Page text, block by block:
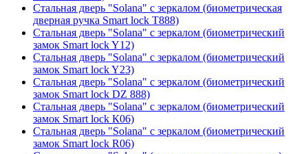
Стальная дверь "Solana" с зеркалом (биометрическая
дверная ручка Smart lock T888)
Стальная дверь "Solana" с зеркалом (биометрический
замок Smart lock Y12)
Стальная дверь "Solana" с зеркалом (биометрический
замок Smart lock Y23)
Стальная дверь "Solana" с зеркалом (биометрический
замок Smart lock DZ 888)
Стальная дверь "Solana" с зеркалом (биометрический
замок Smart lock К06)
Стальная дверь "Solana" с зеркалом (биометрический
замок Smart lock R06)